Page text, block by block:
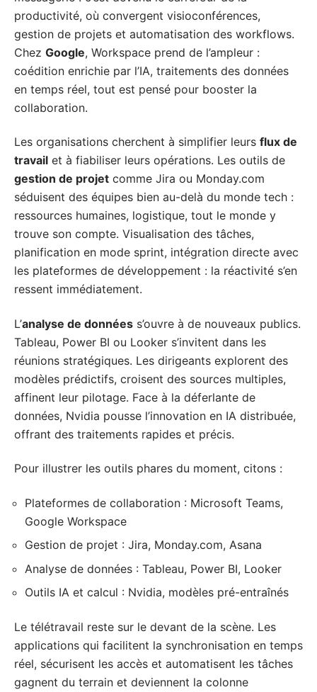
productivité, où convergent visioconférences,
gestion de projets et automatisation des workflows.
Chez Google, Workspace prend de l’ampleur :
coédition enrichie par l’IA, traitements des données
en temps réel, tout est pensé pour booster la
collaboration.
Les organisations cherchent à simplifier leurs flux de
travail et à fiabiliser leurs opérations. Les outils de
gestion de projet comme Jira ou Monday.com
séduisent des équipes bien au-delà du monde tech :
ressources humaines, logistique, tout le monde y
trouve son compte. Visualisation des tâches,
planification en mode sprint, intégration directe avec
les plateformes de développement : la réactivité s’en
ressent immédiatement.
L’analyse de données s’ouvre à de nouveaux publics.
Tableau, Power BI ou Looker s’invitent dans les
réunions stratégiques. Les dirigeants explorent des
modèles prédictifs, croisent des sources multiples,
affinent leur pilotage. Face à la déferlante de
données, Nvidia pousse l’innovation en IA distribuée,
offrant des traitements rapides et précis.
Pour illustrer les outils phares du moment, citons :
Plateformes de collaboration : Microsoft Teams,
Google Workspace
Gestion de projet : Jira, Monday.com, Asana
Analyse de données : Tableau, Power BI, Looker
Outils IA et calcul : Nvidia, modèles pré-entraînés
Le télétravail reste sur le devant de la scène. Les
applications qui facilitent la synchronisation en temps
réel, sécurisent les accès et automatisent les tâches
gagnent du terrain et deviennent la colonne